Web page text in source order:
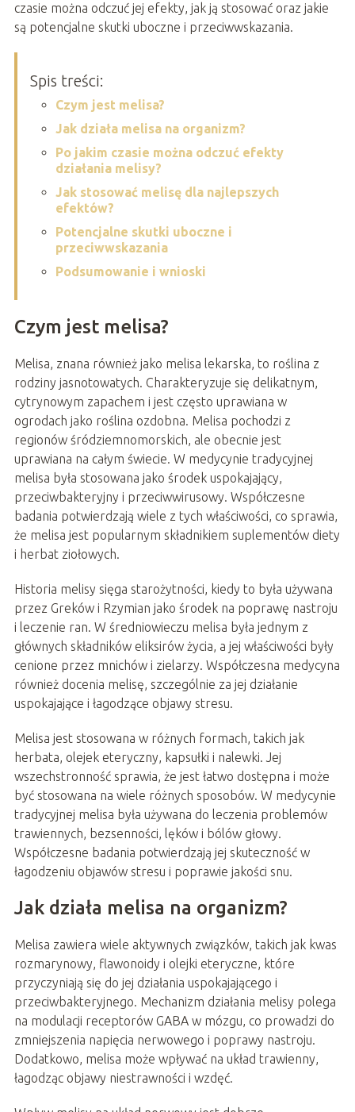
czasie można odczuć jej efekty, jak ją stosować oraz jakie
są potencjalne skutki uboczne i przeciwwskazania.
Spis treści:
Czym jest melisa?
Jak działa melisa na organizm?
Po jakim czasie można odczuć efekty
działania melisy?
Jak stosować melisę dla najlepszych
efektów?
Potencjalne skutki uboczne i
przeciwwskazania
Podsumowanie i wnioski
Czym jest melisa?
Melisa, znana również jako melisa lekarska, to roślina z
rodziny jasnotowatych. Charakteryzuje się delikatnym,
cytrynowym zapachem i jest często uprawiana w
ogrodach jako roślina ozdobna. Melisa pochodzi z
regionów śródziemnomorskich, ale obecnie jest
uprawiana na całym świecie. W medycynie tradycyjnej
melisa była stosowana jako środek uspokajający,
przeciwbakteryjny i przeciwwirusowy. Współczesne
badania potwierdzają wiele z tych właściwości, co sprawia,
że melisa jest popularnym składnikiem suplementów diety
i herbat ziołowych.
Historia melisy sięga starożytności, kiedy to była używana
przez Greków i Rzymian jako środek na poprawę nastroju
i leczenie ran. W średniowieczu melisa była jednym z
głównych składników eliksirów życia, a jej właściwości były
cenione przez mnichów i zielarzy. Współczesna medycyna
również docenia melisę, szczególnie za jej działanie
uspokajające i łagodzące objawy stresu.
Melisa jest stosowana w różnych formach, takich jak
herbata, olejek eteryczny, kapsułki i nalewki. Jej
wszechstronność sprawia, że jest łatwo dostępna i może
być stosowana na wiele różnych sposobów. W medycynie
tradycyjnej melisa była używana do leczenia problemów
trawiennych, bezsenności, lęków i bólów głowy.
Współczesne badania potwierdzają jej skuteczność w
łagodzeniu objawów stresu i poprawie jakości snu.
Jak działa melisa na organizm?
Melisa zawiera wiele aktywnych związków, takich jak kwas
rozmarynowy, flawonoidy i olejki eteryczne, które
przyczyniają się do jej działania uspokajającego i
przeciwbakteryjnego. Mechanizm działania melisy polega
na modulacji receptorów GABA w mózgu, co prowadzi do
zmniejszenia napięcia nerwowego i poprawy nastroju.
Dodatkowo, melisa może wpływać na układ trawienny,
łagodząc objawy niestrawności i wzdęć.